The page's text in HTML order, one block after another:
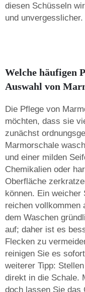
diesen Schüsseln
und unvergesslicher.
Welche häufigen
Auswahl von
Die Pflege von
möchten, dass sie
zunächst
Marmorschale
und einer milden
Chemikalien oder
Oberfläche
können. Ein weicher
reichen vollkommen
dem Waschen
auf; daher ist es
Flecken zu
reinigen Sie es
weiterer Tipp:
direkt in die Schale.
doch lassen Sie das